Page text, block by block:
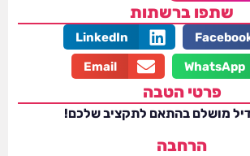
שתפו ברשתות
LinkedIn
WhatsApp
Email
פרטי הטבה
מושלם בהתאם לתקציב שלכם!
הרחבה